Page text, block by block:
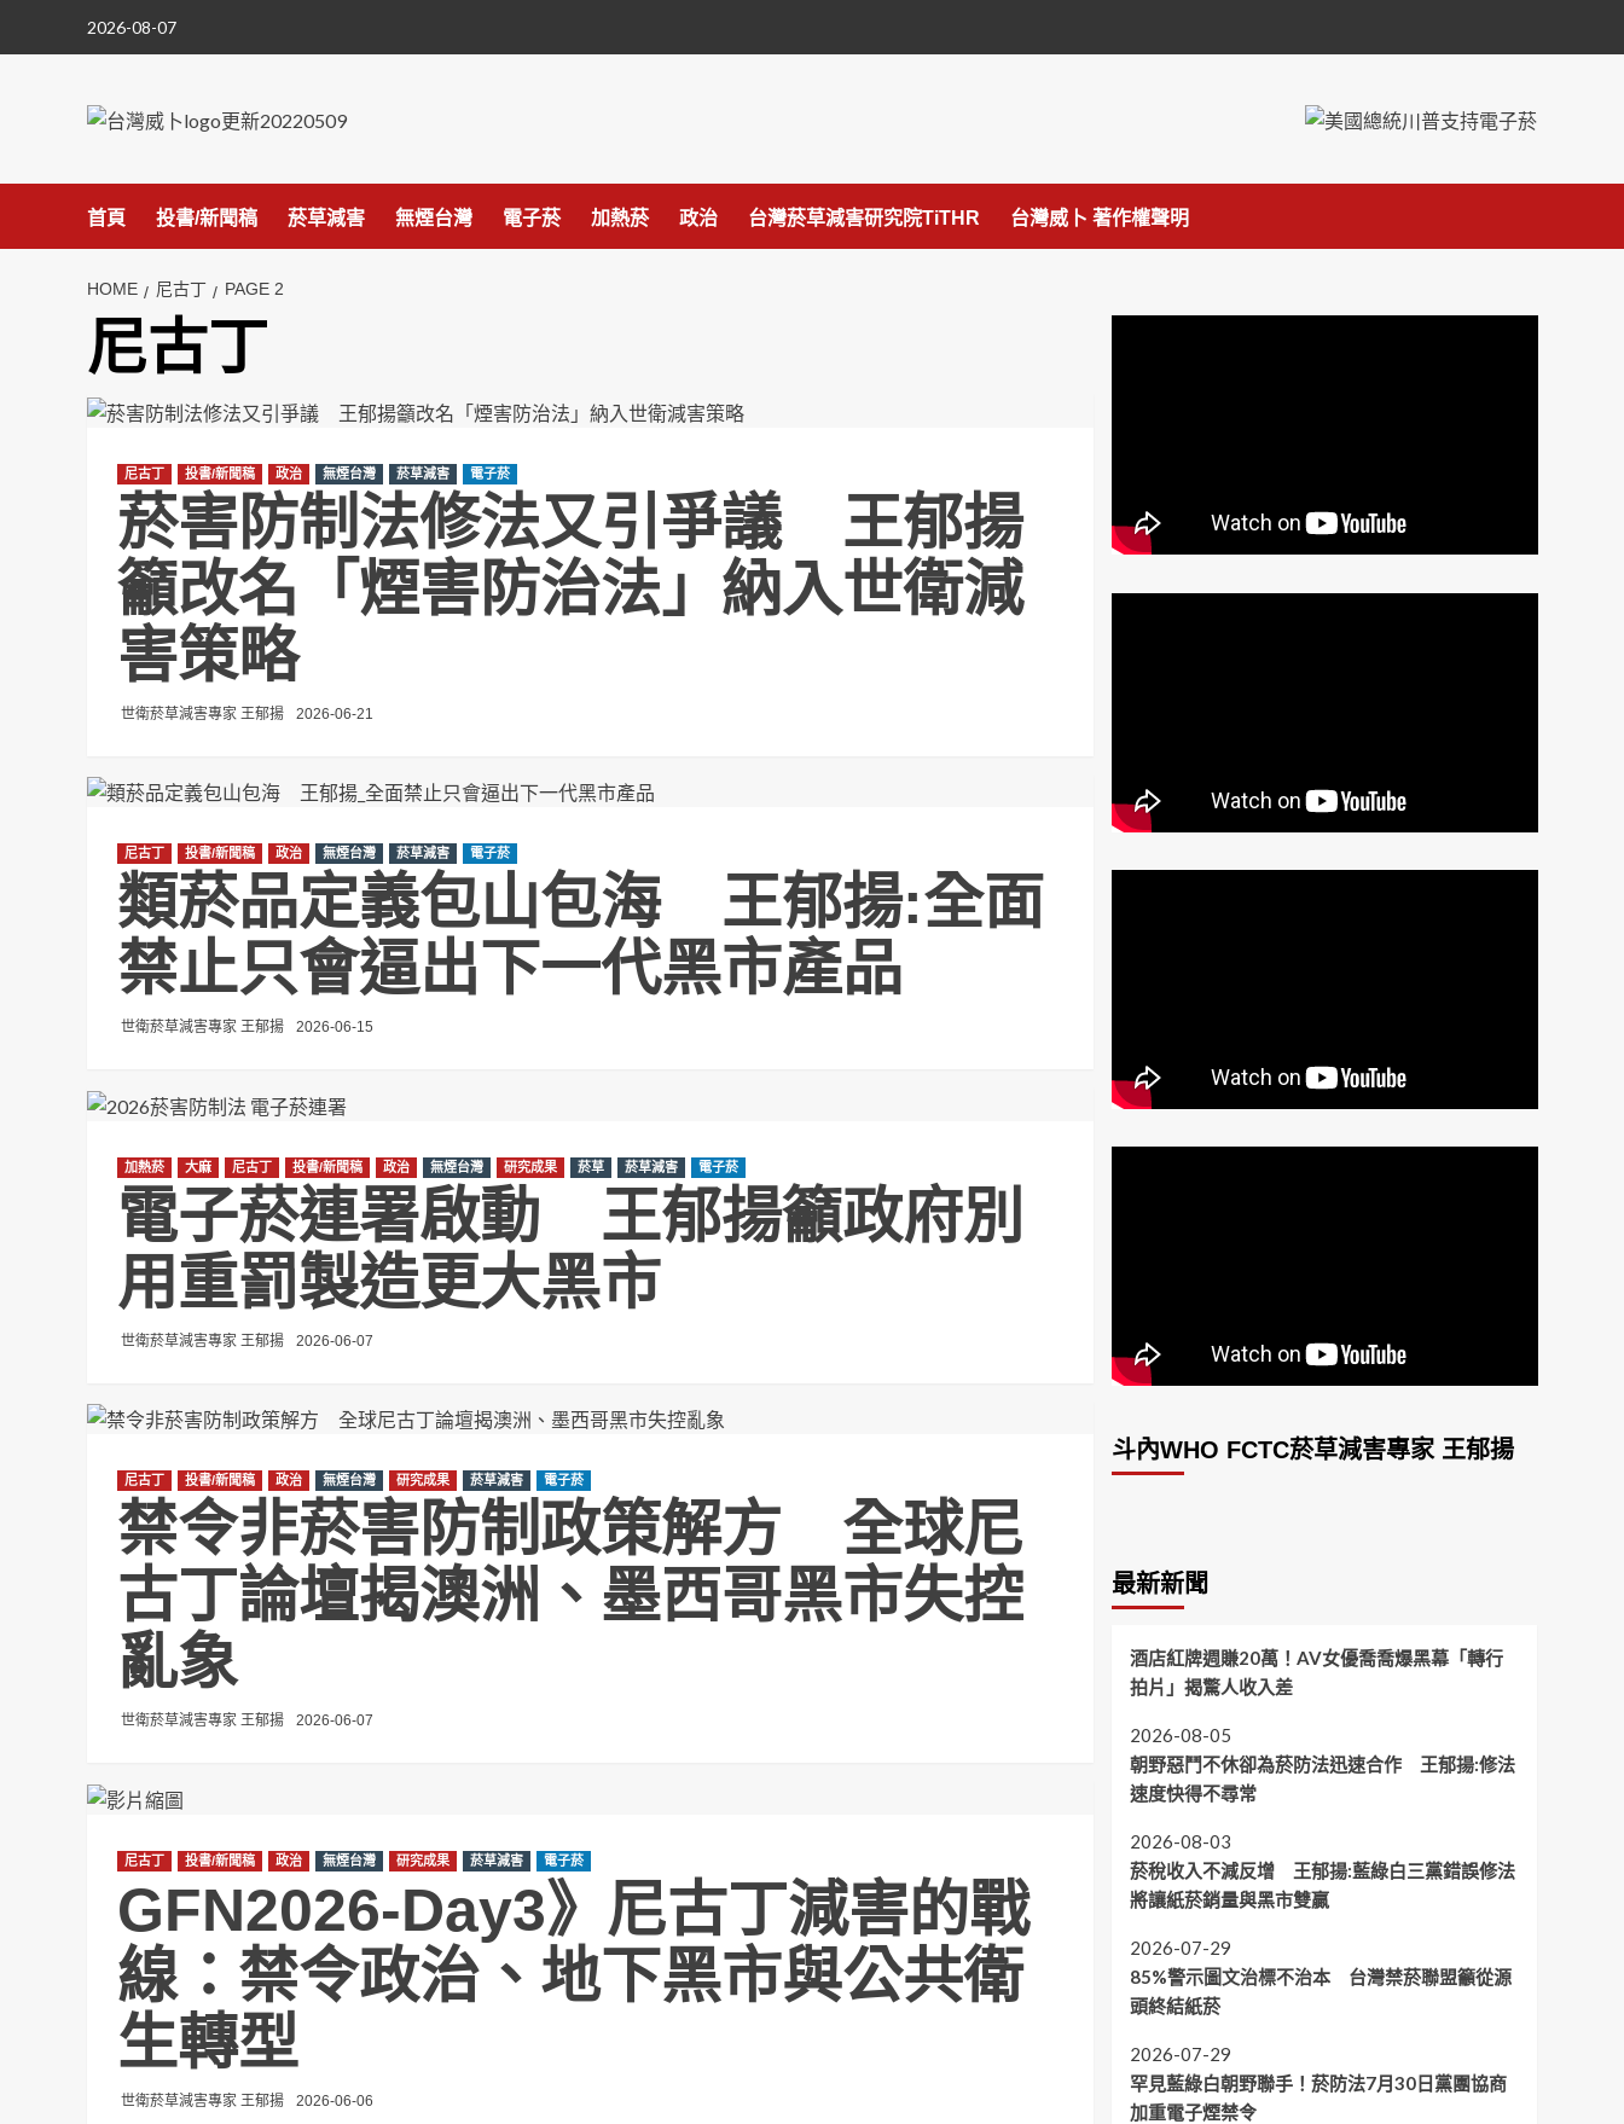
2026-08-07
首頁 投書/新聞稿 菸草減害 無煙台灣 電子菸 加熱菸 政治 台灣菸草減害研究院TiTHR 台灣威卜 著作權聲明
HOME 尼古丁 PAGE 2
尼古丁
尼古丁 投書/新聞稿 政治 無煙台灣 菸草減害 電子菸
菸害防制法修法又引爭議 王郁揚
籲改名「煙害防治法」納入世衛減
害策略
世衛菸草減害專家 王郁揚 2026-06-21
尼古丁 投書/新聞稿 政治 無煙台灣 菸草減害 電子菸
類菸品定義包山包海 王郁揚:全面
禁止只會逼出下一代黑市產品
世衛菸草減害專家 王郁揚 2026-06-15
加熱菸 大麻 尼古丁 投書/新聞稿 政治 無煙台灣 研究成果 菸草 菸草減害 電子菸
電子菸連署啟動 王郁揚籲政府別
用重罰製造更大黑市
世衛菸草減害專家 王郁揚 2026-06-07
尼古丁 投書/新聞稿 政治 無煙台灣 研究成果 菸草減害 電子菸
禁令非菸害防制政策解方 全球尼
古丁論壇揭澳洲、墨西哥黑市失控
亂象
世衛菸草減害專家 王郁揚 2026-06-07
尼古丁 投書/新聞稿 政治 無煙台灣 研究成果 菸草減害 電子菸
GFN2026-Day3》尼古丁減害的戰
線：禁令政治、地下黑市與公共衛
生轉型
世衛菸草減害專家 王郁揚 2026-06-06
斗內WHO FCTC菸草減害專家 王郁揚
最新新聞
酒店紅牌週賺20萬！AV女優喬喬爆黑幕「轉行
拍片」揭驚人收入差
2026-08-05
朝野惡鬥不休卻為菸防法迅速合作 王郁揚:修法
速度快得不尋常
2026-08-03
菸稅收入不減反增 王郁揚:藍綠白三黨錯誤修法
將讓紙菸銷量與黑市雙贏
2026-07-29
85%警示圖文治標不治本 台灣禁菸聯盟籲從源
頭終結紙菸
2026-07-29
罕見藍綠白朝野聯手！菸防法7月30日黨團協商
加重電子煙禁令